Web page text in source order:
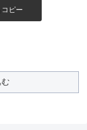
コピー